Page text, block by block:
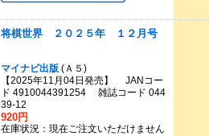
将棋世界 ２０２５年 １２月号
マイナビ出版(Ａ５)
【2025年11月04日発売】 JANコー
ド 4910044391254 雑誌コード 044
39-12
920円
在庫状況：現在ご注文いただけません